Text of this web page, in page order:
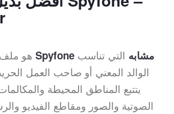
iKeyMonitor هو ملف تطبيق Spyfone مشابه التي تناسب
الوالد المعني أو صاحب العمل
يتتبع المناطق المحيطة
الصوتية والصور ومقاطع الفيديو